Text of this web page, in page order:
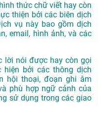
thức chữ viết hay còn
thiện bởi các biên dịch
vụ này bao gồm dịch
email, hình ảnh, và các
lời nói được hay còn gọi
hiện bởi các thông dịch
hội thoại, đoạn ghi âm
phù hợp ngữ cảnh của
sử dụng trong các giao